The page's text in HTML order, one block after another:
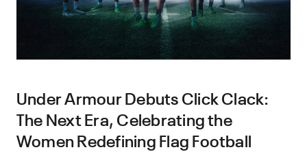
Under Armour Debuts Click Clack:
The Next Era, Celebrating the
Women Redefining Flag Football